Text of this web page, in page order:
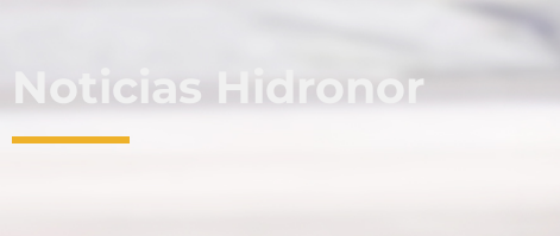
Noticias Hidronor